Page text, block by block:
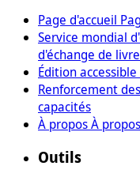
Page d'accueil
Service mondial
d'échange de
Édition accessible
Renforcement
capacités
À proposÀ propos
Outils